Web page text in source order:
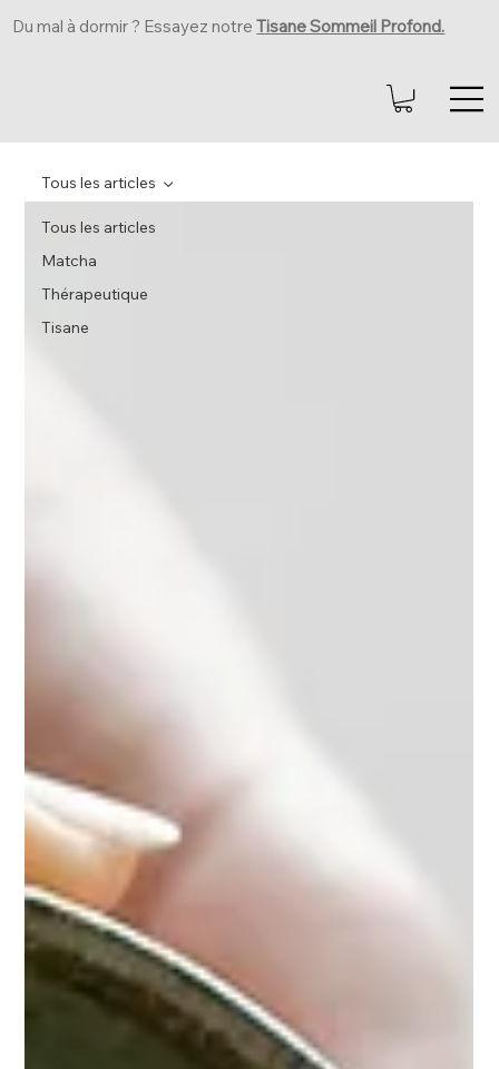
Du mal à dormir ? Essayez notreTisane Sommeil Profond.
Tous les articles
Matcha
Thérapeutique
Tisane
Tous les articles